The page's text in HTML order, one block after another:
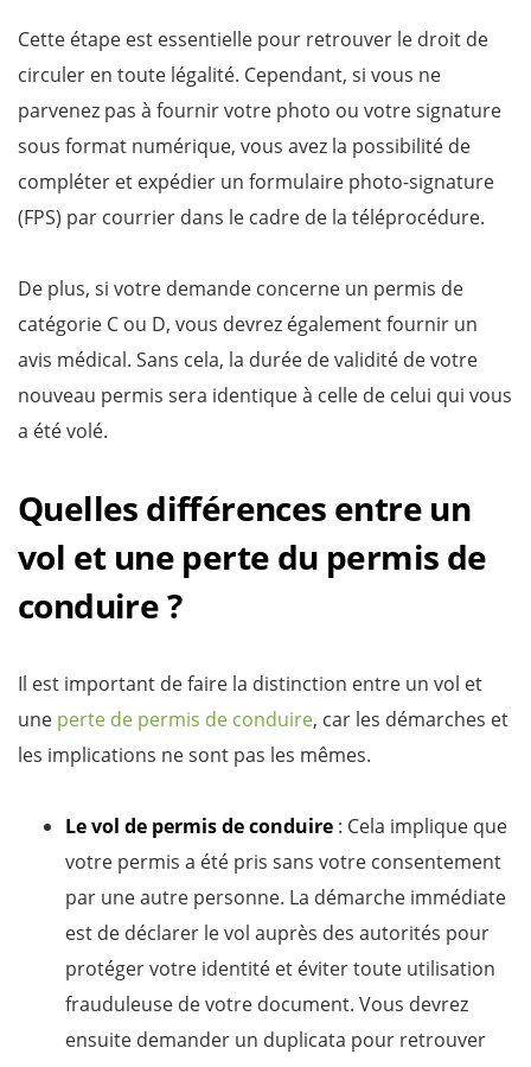
Cette étape est essentielle pour retrouver le droit de
circuler en toute légalité. Cependant, si vous ne
parvenez pas à fournir votre photo ou votre signature
sous format numérique, vous avez la possibilité de
compléter et expédier un formulaire photo-signature
(FPS) par courrier dans le cadre de la téléprocédure.
De plus, si votre demande concerne un permis de
catégorie C ou D, vous devrez également fournir un
avis médical. Sans cela, la durée de validité de votre
nouveau permis sera identique à celle de celui qui vous
a été volé.
Quelles différences entre un
vol et une perte du permis de
conduire ?
Il est important de faire la distinction entre un vol et
une perte de permis de conduire, car les démarches et
les implications ne sont pas les mêmes.
Le vol de permis de conduire : Cela implique que
votre permis a été pris sans votre consentement
par une autre personne. La démarche immédiate
est de déclarer le vol auprès des autorités pour
protéger votre identité et éviter toute utilisation
frauduleuse de votre document. Vous devrez
ensuite demander un duplicata pour retrouver